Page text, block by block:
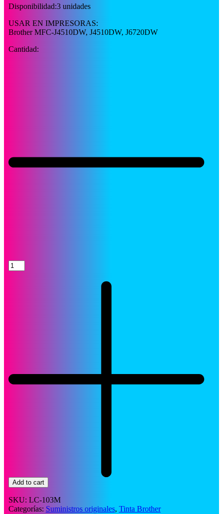
Disponibilidad:3 unidades
USAR EN IMPRESORAS:
Brother MFC-J4510DW, J4510DW, J6720DW
Cantidad:
Tinta
Brother
Add to cart
SKU: LC-103M
Categorías: Suministros originales, Tinta Brother